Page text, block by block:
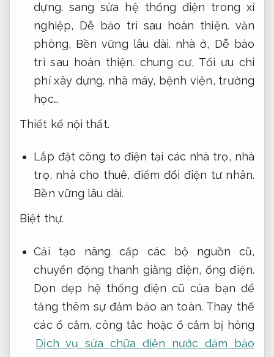
dựng. sang sửa hệ thống điện trong xí
nghiệp, Dễ bảo trì sau hoàn thiện. văn
phòng, Bền vững lâu dài. nhà ở, Dễ bảo
trì sau hoàn thiện. chung cư, Tối ưu chi
phí xây dựng. nhà máy, bệnh viện, trường
học…
Thiết kế nội thất.
Lắp đặt công tơ điện tại các nhà trọ, nhà
trọ, nhà cho thuê, điểm đổi điện tư nhân.
Bền vững lâu dài.
Biệt thự.
Cải tạo nâng cấp các bộ nguồn cũ,
chuyển động thanh giằng điện, ống điện.
Dọn dẹp hệ thống điện cũ của bạn để
tăng thêm sự đảm bảo an toàn. Thay thế
các ổ cắm, công tắc hoặc ổ cắm bị hỏng
Dịch vụ sửa chữa điện nước đảm bảo